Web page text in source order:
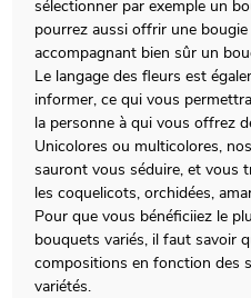
sélectionner par exemple un
pourrez aussi offrir une
accompagnant bien sûr un
Le langage des fleurs est
informer, ce qui vous
la personne à qui vous offrez
Unicolores ou multicolores,
sauront vous séduire, et vous
les coquelicots, orchidées,
Pour que vous bénéficiiez le
bouquets variés, il faut savoir
compositions en fonction des
variétés.